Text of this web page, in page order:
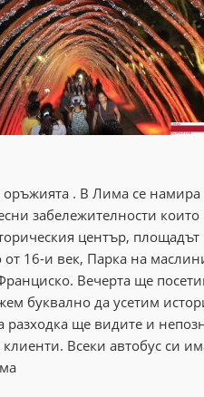
. В Лима се намира
забележителности
център,
от 16-и век, Парка на
. Вечерта ще
буквално да усетим
разходка ще видите и
Всеки автобус си